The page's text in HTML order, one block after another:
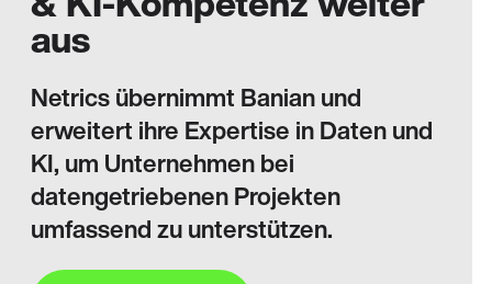
aus
Netrics übernimmt Banian und
erweitert ihre Expertise in Daten und
KI, um Unternehmen bei
datengetriebenen Projekten
umfassend zu unterstützen.